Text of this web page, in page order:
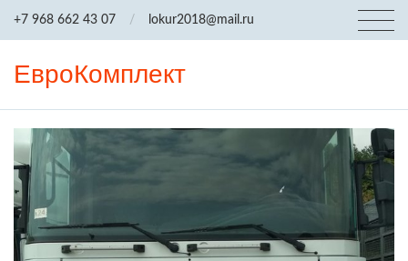
+7 968 662 43 07 / lokur2018@mail.ru
ЕвроКомплект